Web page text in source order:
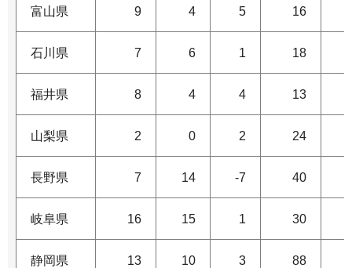
富山県 9 4 5 16
石川県 7 6 1 18
福井県 8 4 4 13
山梨県 2 0 2 24
長野県 7 14 -7 40
岐阜県 16 15 1 30
静岡県 13 10 3 88